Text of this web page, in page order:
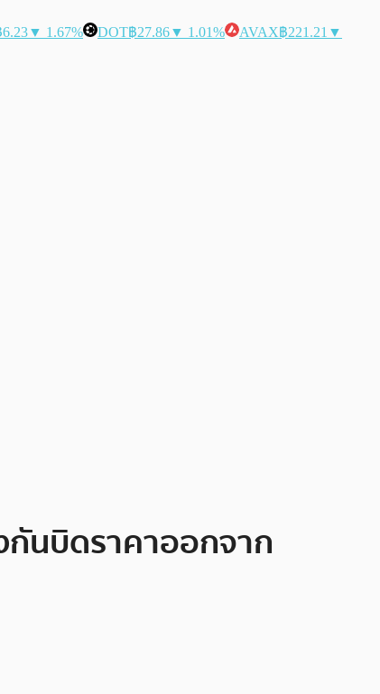
▼ 1.67% DOT฿27.86▼ 1.01% AVAX฿221.21 ▼
นบิดราคาออกจาก